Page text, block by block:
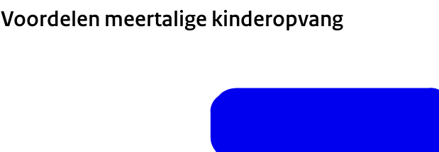
Voordelen meertalige kinderopvang